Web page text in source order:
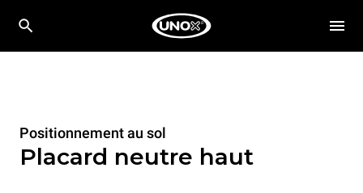
Positionnement au sol
Placard neutre haut